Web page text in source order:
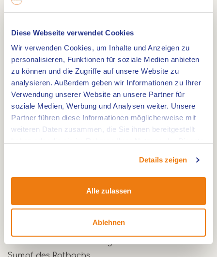
Diese Webseite verwendet Cookies
Wir verwenden Cookies, um Inhalte und Anzeigen zu
personalisieren, Funktionen für soziale Medien anbieten
zu können und die Zugriffe auf unsere Website zu
analysieren. Außerdem geben wir Informationen zu Ihrer
Verwendung unserer Website an unsere Partner für
soziale Medien, Werbung und Analysen weiter. Unsere
Partner führen diese Informationen möglicherweise mit
weiteren Daten zusammen, die Sie ihnen bereitgestellt
Details zeigen
Alle zulassen
Ablehnen
Posterholt, wo sichGlücksorte 25
befindet. In der Nähe zweier Bänke steht das
Posterholter Karnevalsdenkmal, der
Biemosjebaum. Dann radeln Sie weiter nach
Vlodrop, wo Sie
Glücksort 24
, die Trauerweiden
auf dem Kerkberg, entdecken. Von hier aus
haben Sie einen tollen Blick auf die große
neuromanische Kirche, die an einem Hang liegt.
Glücksort 17, dem
große Glücksrad befindet. Erkunden Sie das
romantische Pfad schlängelt sich durch den